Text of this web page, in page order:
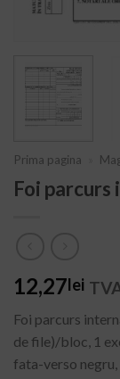
Prima pagina
Foi
12,27lei
Foi parcurs
de file)/bloc, 1
fata-verso